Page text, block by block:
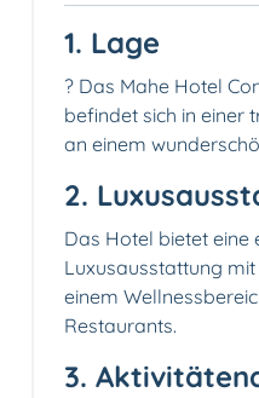
1. Lage
?️ Das Mahe Hotel
befindet sich in einer
an einem
2.
Das Hotel bietet eine
Luxusausstattung
einem
Restaurants.
3.